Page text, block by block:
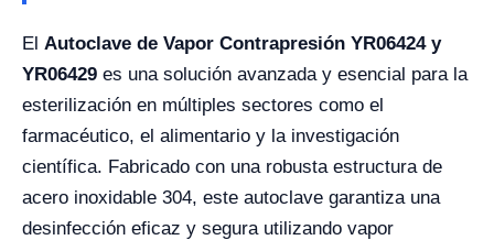
El Autoclave de Vapor Contrapresión YR06424 y
YR06429 es una solución avanzada y esencial para la
esterilización en múltiples sectores como el
farmacéutico, el alimentario y la investigación
científica. Fabricado con una robusta estructura de
acero inoxidable 304, este autoclave garantiza una
desinfección eficaz y segura utilizando vapor